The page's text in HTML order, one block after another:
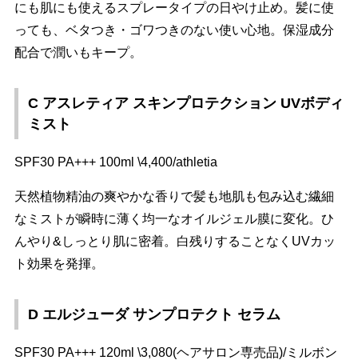
にも肌にも使えるスプレータイプの日やけ止め。髪に使
っても、ベタつき・ゴワつきのない使い心地。保湿成分
配合で潤いもキープ。
C アスレティア スキンプロテクション UVボディ
ミスト
SPF30 PA+++ 100ml \4,400/athletia
天然植物精油の爽やかな香りで髪も地肌も包み込む繊細
なミストが瞬時に薄く均一なオイルジェル膜に変化。ひ
んやり&しっとり肌に密着。白残りすることなくUVカッ
ト効果を発揮。
D エルジューダ サンプロテクト セラム
SPF30 PA+++ 120ml \3,080(ヘアサロン専売品)/ミルボン